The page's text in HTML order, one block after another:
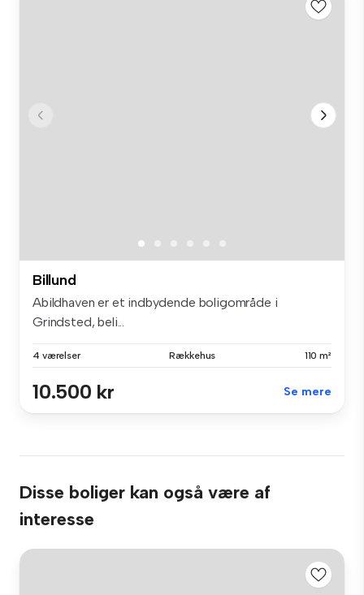
Billund
Abildhaven er et indbydende boligområde i
Grindsted, beli...
4 værelser Rækkehus 110 m²
10.500 kr Se mere
Disse boliger kan også være af
interesse